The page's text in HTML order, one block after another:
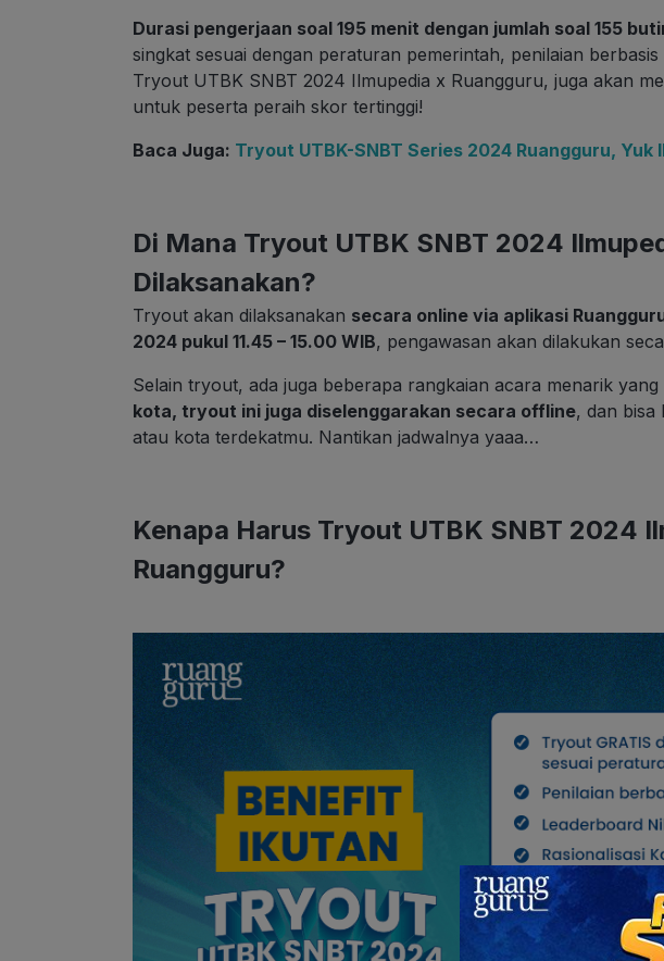
Durasi pengerjaan soal 195 menit dengan jumlah soal 155
singkat sesuai dengan peraturan pemerintah, penilaian
Tryout UTBK SNBT 2024 Ilmupedia x Ruangguru, juga akan
untuk peserta peraih skor tertinggi!
Baca Juga: Tryout UTBK-SNBT Series 2024 Ruangguru, Yuk
Di Mana Tryout UTBK SNBT 2024
Dilaksanakan?
Tryout akan dilaksanakan secara online via aplikasi
2024 pukul 11.45 – 15.00 WIB, pengawasan akan dilakukan
Selain tryout, ada juga beberapa rangkaian acara menarik yang
kota, tryout ini juga diselenggarakan secara offline, dan bisa
atau kota terdekatmu. Nantikan jadwalnya yaaa…
Kenapa Harus Tryout UTBK SNBT 2024
Ruangguru?